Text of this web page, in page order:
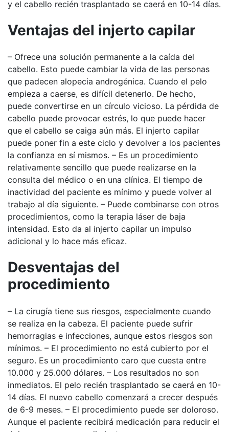
y el cabello recién trasplantado se caerá en 10-14 días.
Ventajas del injerto capilar
– Ofrece una solución permanente a la caída del
cabello. Esto puede cambiar la vida de las personas
que padecen alopecia androgénica. Cuando el pelo
empieza a caerse, es difícil detenerlo. De hecho,
puede convertirse en un círculo vicioso. La pérdida de
cabello puede provocar estrés, lo que puede hacer
que el cabello se caiga aún más. El injerto capilar
puede poner fin a este ciclo y devolver a los pacientes
la confianza en sí mismos. – Es un procedimiento
relativamente sencillo que puede realizarse en la
consulta del médico o en una clínica. El tiempo de
inactividad del paciente es mínimo y puede volver al
trabajo al día siguiente. – Puede combinarse con otros
procedimientos, como la terapia láser de baja
intensidad. Esto da al injerto capilar un impulso
adicional y lo hace más eficaz.
Desventajas del
procedimiento
– La cirugía tiene sus riesgos, especialmente cuando
se realiza en la cabeza. El paciente puede sufrir
hemorragias e infecciones, aunque estos riesgos son
mínimos. – El procedimiento no está cubierto por el
seguro. Es un procedimiento caro que cuesta entre
10.000 y 25.000 dólares. – Los resultados no son
inmediatos. El pelo recién trasplantado se caerá en 10-
14 días. El nuevo cabello comenzará a crecer después
de 6-9 meses. – El procedimiento puede ser doloroso.
Aunque el paciente recibirá medicación para reducir el